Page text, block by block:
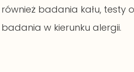
również badania kału, testy
badania w kierunku alergii.